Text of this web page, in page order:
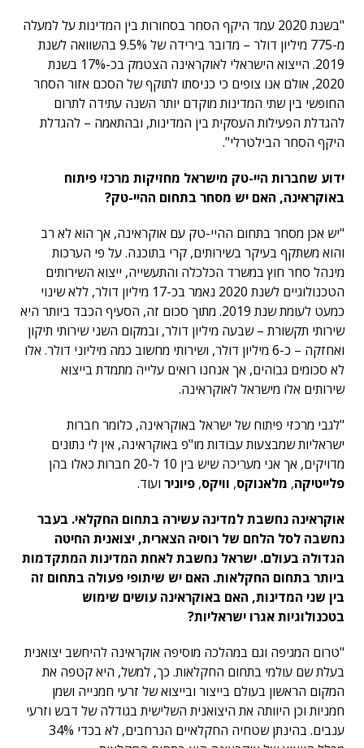
"בשנת 2020 עמד היקף הסחר בסחורות בין המדינות על למעלה
מ-775 מיליון דולר – מדובר בירידה של 9.5% בהשוואה לשנת
2019. הייצוא הישראלי לאוקראינה הצטמק בכ-17% בשנת
2020, אולם אנו צופים כי כניסתו לתוקף של הסכם אזור הסחר
החופשי בין שתי המדינות מוקדם יותר השנה עתידה לתרום
להגדלת הפעילות העסקית בין המדינות, ובהתאמה – להגדלת
היקף הסחר הבילטרלי".
ידוע שחברות היי-טק מישראל מחזיקות מרכזי פיתוח
באוקראינה, האם יש מסחר בתחום ההיי-טק?
"יש אכן מסחר בתחום ההיי-טק עם אוקראינה, אך הוא לא רב
והוא משתקף בעיקר בשירותים, קרי בתוכנה. על פי הערכות
מינהל סחר חוץ במשרד הכלכלה והתעשייה, ייצוא השירותים
הטכנולוגיים לשנת 2020 נאמר בכ-17 מיליון דולר, ללא שינוי
כמעט לעומת שנת 2019. מתוך סכום זה, הסעיף הכבד ביותר היא
שירותי תקשורת – שבעה מיליון דולר, ובמקום השני שירותי תיקון
ואחזקה – כ-6 מיליון דולר, ושירותי מחשוב כמה מיליוני דולר. אלו
לא סכומים גבוהים, אך אנחנו רואים עלייה מתמדת בייצוא
שירותים אלו מישראל לאוקראינה.
"לגבי מרכזי פיתוח של ישראל באוקראינה, כלומר חברות
ישראליות שמבצעות עבודות מו"פ באוקראינה, אין לי נתונים
מדויקים, אך אני מעריכה שיש בין 10 ל-20 חברות כאלו בהן
פלייטיקה, מלאנוקס, וויקס, פיוניר ועוד.
אוקראינה נחשבת למדינה עשירה בתחום החקלאי. בעבר
נחשבה לסל הלחם של רוסיה הצארית, יצואנית החיטה
הגדולה בעולם. ישראל נחשבת לאחת המדינות המתקדמות
ביותר בתחום החקלאות. האם יש שיתופי פעולה בתחום זה
בין שני המדינות, האם באוקראינה עושים שימוש
בטכנולוגיות אגרו ישראליות?
"טרום המגיפה וגם במהלכה מוסיפה אוקראינה להיחשב יצואנית
בעלת שם עולמי בתחום החקלאות. כך, למשל, היא קטפה את
המקום הראשון בעולם בייצור ובייצוא של זרעי חמנייה ושמן
חמניות וכן היוותה את היצואנית השלישית בגודלה של דבש וזרעי
ענבים. בהינתן שטחיה החקלאיים הנרחבים, לא בכדי 34%